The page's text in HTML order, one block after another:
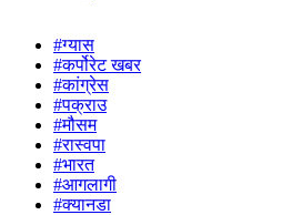
#ग्यास
#कर्पोरेट खबर
#कांग्रेस
#पक्राउ
#मौसम
#रास्वपा
#भारत
#आगलागी
#क्यानडा